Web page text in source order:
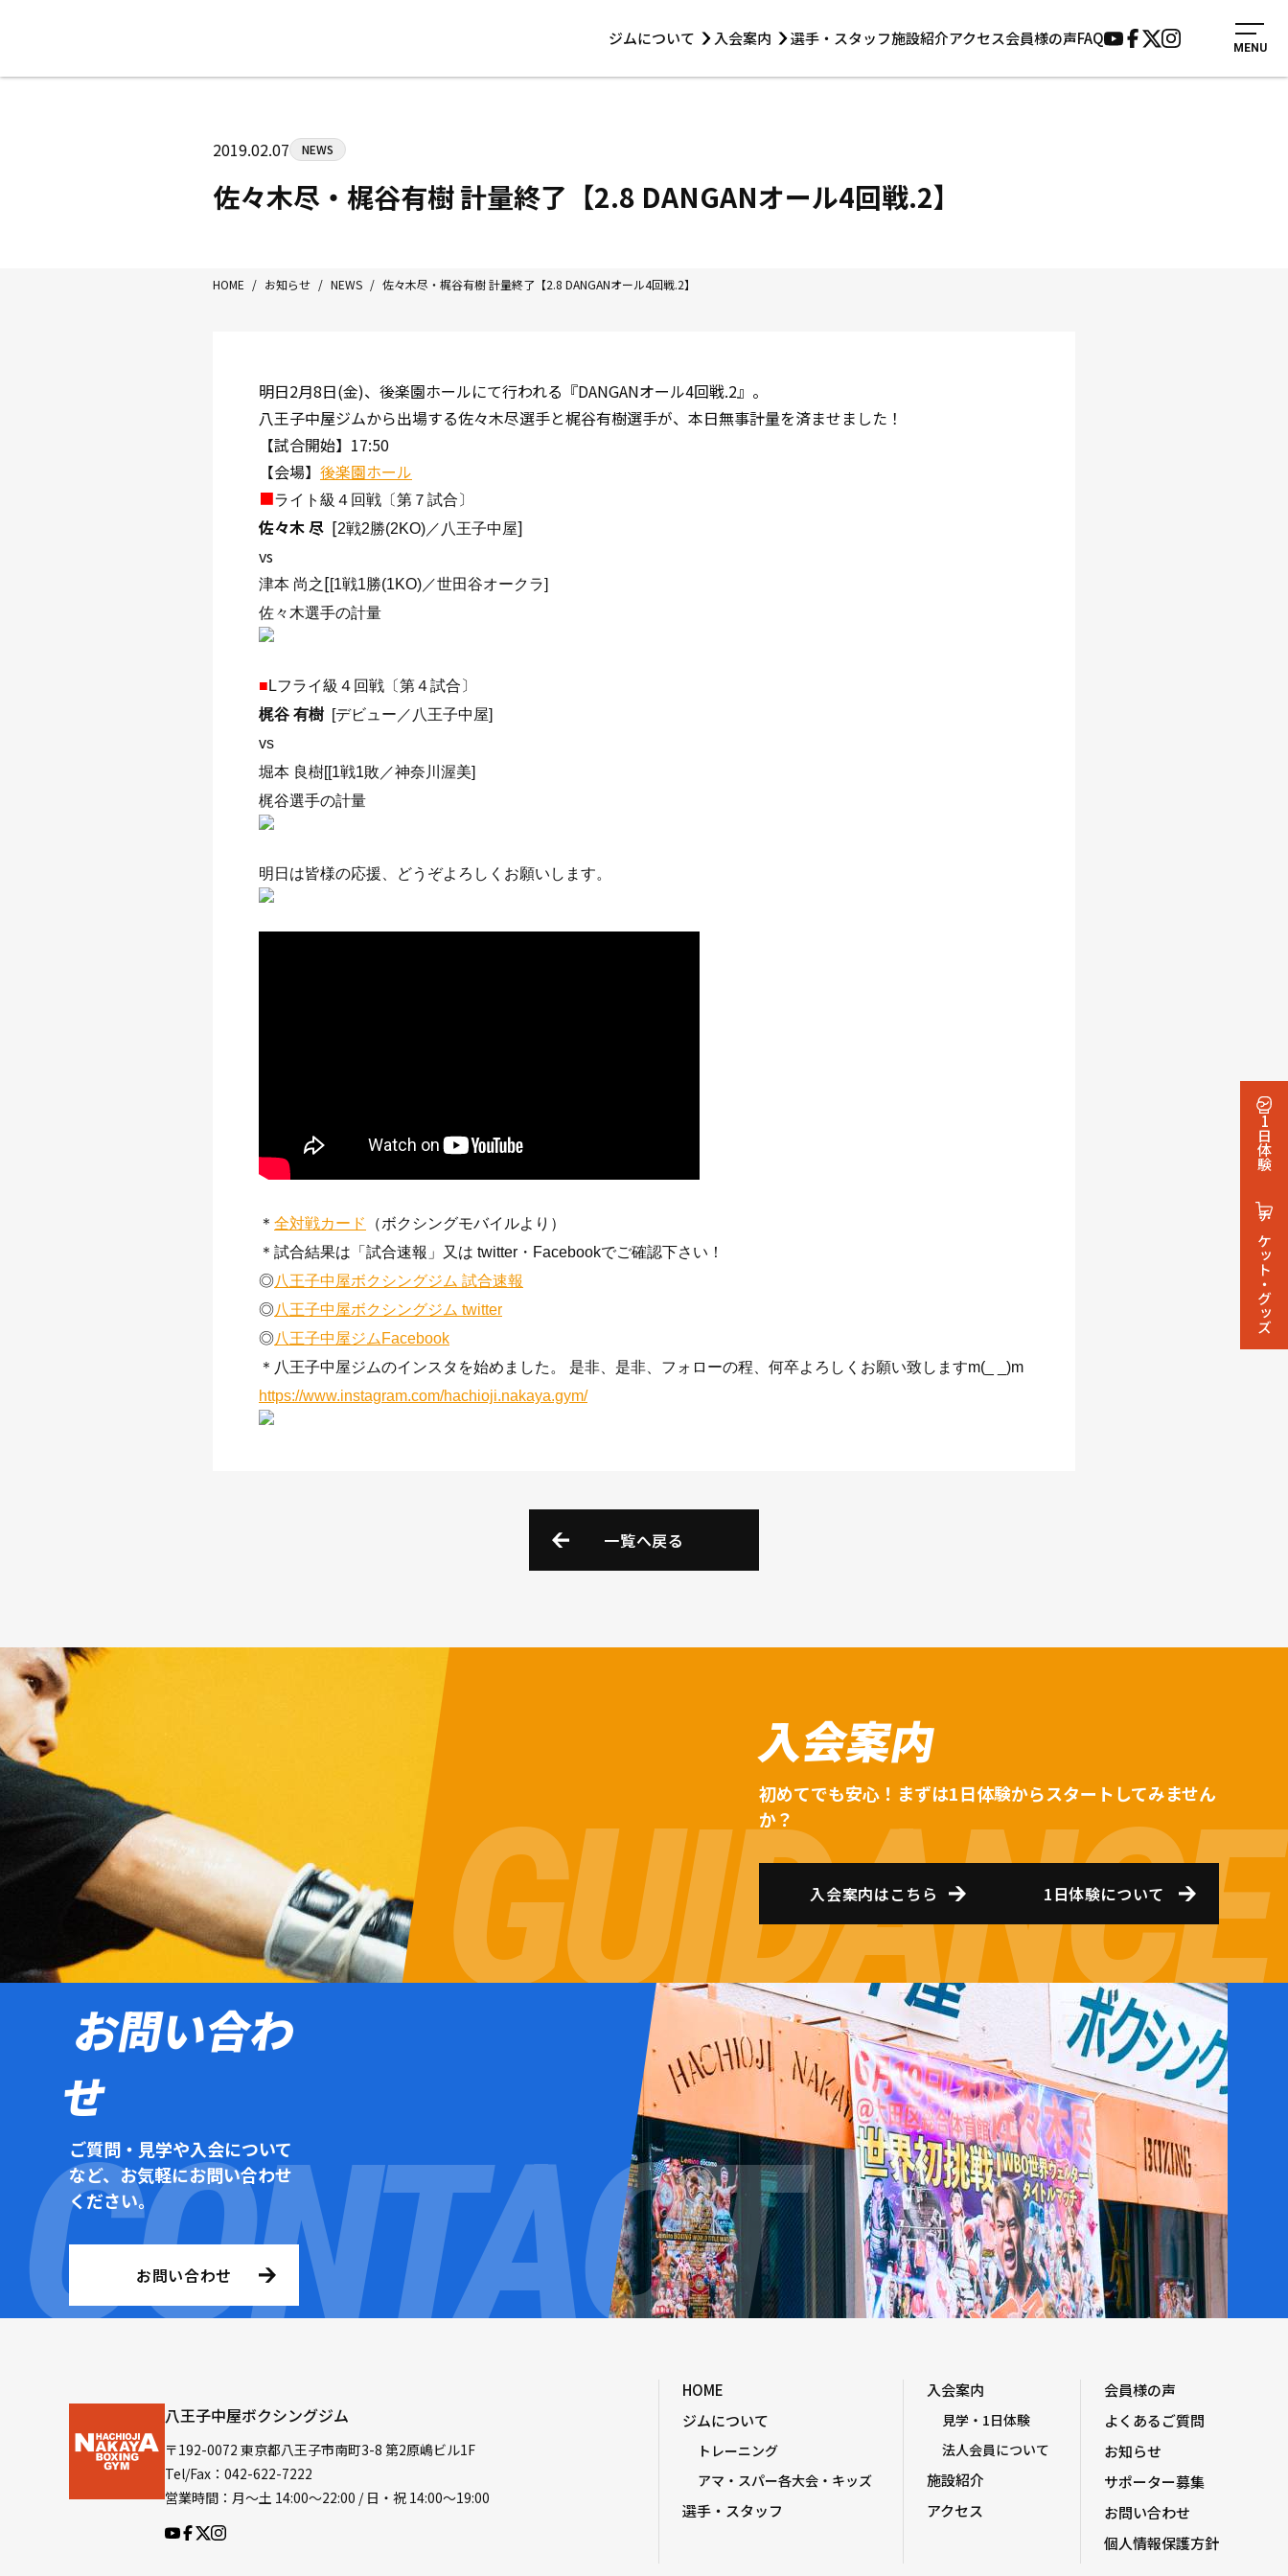
1日体験
チケット・グッズ
ジムについて 入会案内 選手・スタッフ施設紹介アクセス会員様の声FAQ MENU
Tel/Fax：042-622-7222
選手・スタッフ
アクセス
2019.02.07 NEWS
佐々木尽・梶谷有樹 計量終了【2.8 DANGANオール4回戦.2】
HOME / お知らせ / NEWS / 佐々木尽・梶谷有樹 計量終了【2.8 DANGANオール4回戦.2】
明日2月8日(金)、後楽園ホールにて行われる『DANGANオール4回戦.2』。
八王子中屋ジムから出場する佐々木尽選手と梶谷有樹選手が、本日無事計量を済ませました！
【試合開始】17:50
【会場】 後楽園ホール
■ライト級４回戦〔第７試合〕
佐々木 尽 [2戦2勝(2KO)／八王子中屋]
vs
津本 尚之[[1戦1勝(1KO)／世田谷オークラ]
佐々木選手の計量
■ Lフライ級４回戦〔第４試合〕
梶谷 有樹 [デビュー／八王子中屋]
vs
堀本 良樹[[1戦1敗／神奈川渥美]
梶谷選手の計量
明日は皆様の応援、どうぞよろしくお願いします。
＊ 全対戦カード
（ボクシングモバイルより）
＊試合結果は「試合速報」又は twitter・Facebookでご確認下さい！
◎八王子中屋ボクシングジム 試合速報
◎八王子中屋ボクシングジム twitter
◎八王子中屋ジムFacebook
＊八王子中屋ジムのインスタを始めました。 是非、是非、フォローの程、何卒よろしくお願い致しますm(_ _)m
https://www.instagram.com/hachioji.nakaya.gym/
一覧へ戻る
入会案内
初めてでも安心！まずは1日体験からスタートしてみません
か？
入会案内はこちら 1日体験について
お問い合わ
せ
ご質問・見学や入会について
など、お気軽にお問い合わせ
ください。
お問い合わせ
八王子中屋ボクシングジム
〒192-0072 東京都八王子市南町3-8 第2原嶋ビル1F
Tel/Fax：042-622-7222
営業時間：月〜土 14:00〜22:00 / 日・祝 14:00〜19:00
HOME
ジムについて
トレーニング
アマ・スパー各大会・キッズ
選手・スタッフ
入会案内
見学・1日体験
法人会員について
施設紹介
アクセス
会員様の声
よくあるご質問
お知らせ
サポーター募集
お問い合わせ
個人情報保護方針